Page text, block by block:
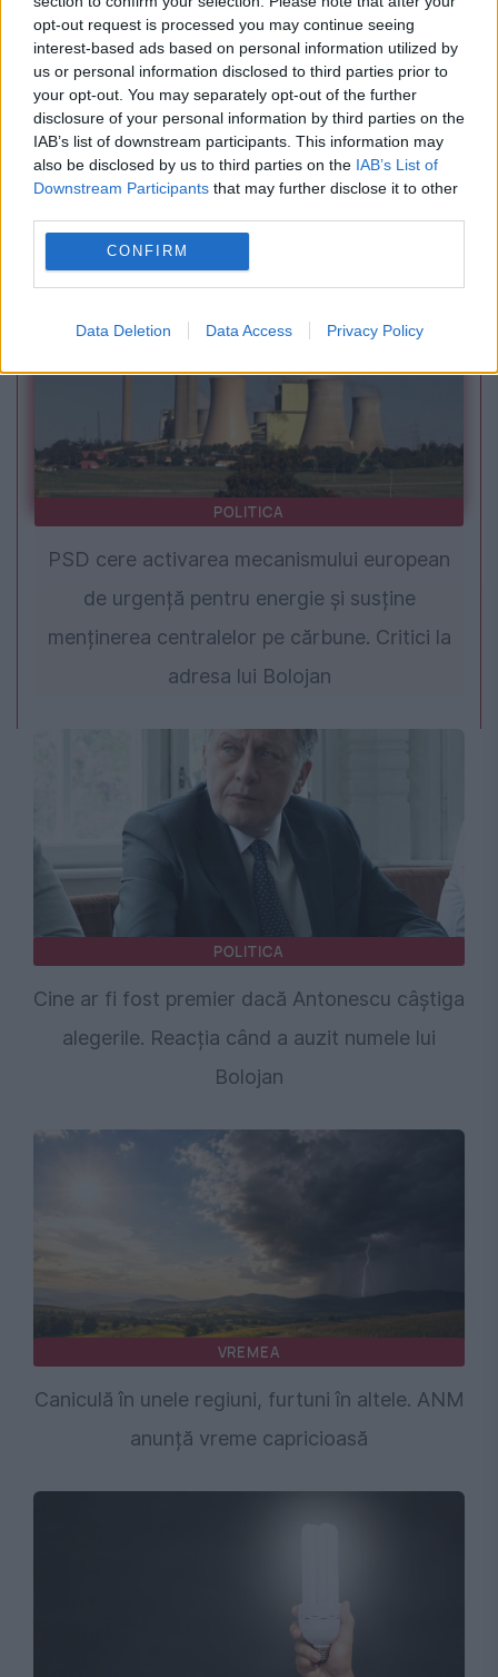
opt-out request is processed you may continue seeing
interest-based ads based on personal information utilized by
us or personal information disclosed to third parties prior to
your opt-out. You may separately opt-out of the further
disclosure of your personal information by third parties on the
IAB’s list of downstream participants. This information may
also be disclosed by us to third parties on the IAB’s List of
Downstream Participants that may further disclose it to other
CONFIRM
Data Deletion Data Access Privacy Policy
OPINII
Am înfrânt! România nu a primit un certificat
de sănătate, ci unul de handicap economic
POLITICA
PSD cere activarea mecanismului european
de urgență pentru energie și susține
menținerea centralelor pe cărbune. Critici la
adresa lui Bolojan
POLITICA
Cine ar fi fost premier dacă Antonescu câștiga
alegerile. Reacția când a auzit numele lui
Bolojan
VREMEA
Caniculă în unele regiuni, furtuni în altele. ANM
anunță vreme capricioasă